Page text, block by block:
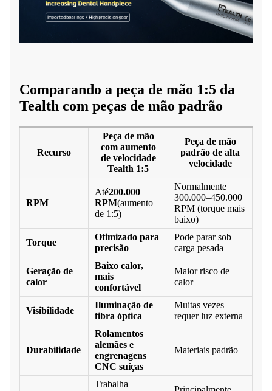
Comparando a peça de mão 1:5 da
Tealth com peças de mão padrão
Recurso
Peça de mão
com aumento
de velocidade
Tealth 1:5
Peça de mão
padrão de alta
velocidade
RPM
Até200.000
RPM(aumento
de 1:5)
Normalmente
300.000–450.000
RPM (torque mais
baixo)
Torque
Otimizado para
precisão
Pode parar sob
carga pesada
Geração de
calor
Baixo calor,
mais
confortável
Maior risco de
calor
Visibilidade
Iluminação de
fibra óptica
Muitas vezes
requer luz externa
Durabilidade
Rolamentos
alemães e
engrenagens
CNC suíças
Materiais padrão
Trabalha